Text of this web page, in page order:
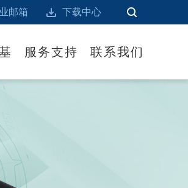
下载中心
邮箱
服务支持 联系我们